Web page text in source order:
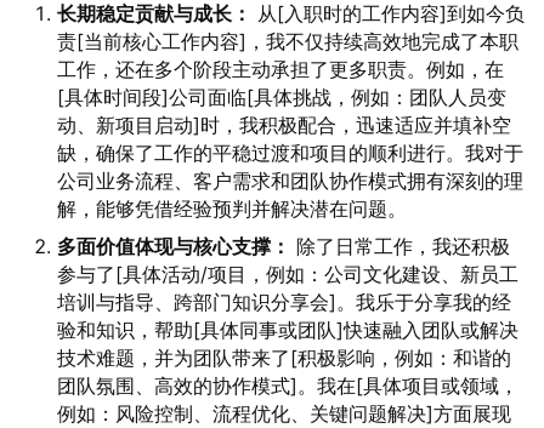
长期稳定贡献与成长： 从[入职时的工作内容]到如今负
责[当前核心工作内容]，我不仅持续高效地完成了本职
工作，还在多个阶段主动承担了更多职责。例如，在
[具体时间段]公司面临[具体挑战，例如：团队人员变
动、新项目启动]时，我积极配合，迅速适应并填补空
缺，确保了工作的平稳过渡和项目的顺利进行。我对于
公司业务流程、客户需求和团队协作模式拥有深刻的理
解，能够凭借经验预判并解决潜在问题。
多面价值体现与核心支撑： 除了日常工作，我还积极
参与了[具体活动/项目，例如：公司文化建设、新员工
培训与指导、跨部门知识分享会]。我乐于分享我的经
验和知识，帮助[具体同事或团队]快速融入团队或解决
技术难题，并为团队带来了[积极影响，例如：和谐的
团队氛围、高效的协作模式]。我在[具体项目或领域，
例如：风险控制、流程优化、关键问题解决]方面展现